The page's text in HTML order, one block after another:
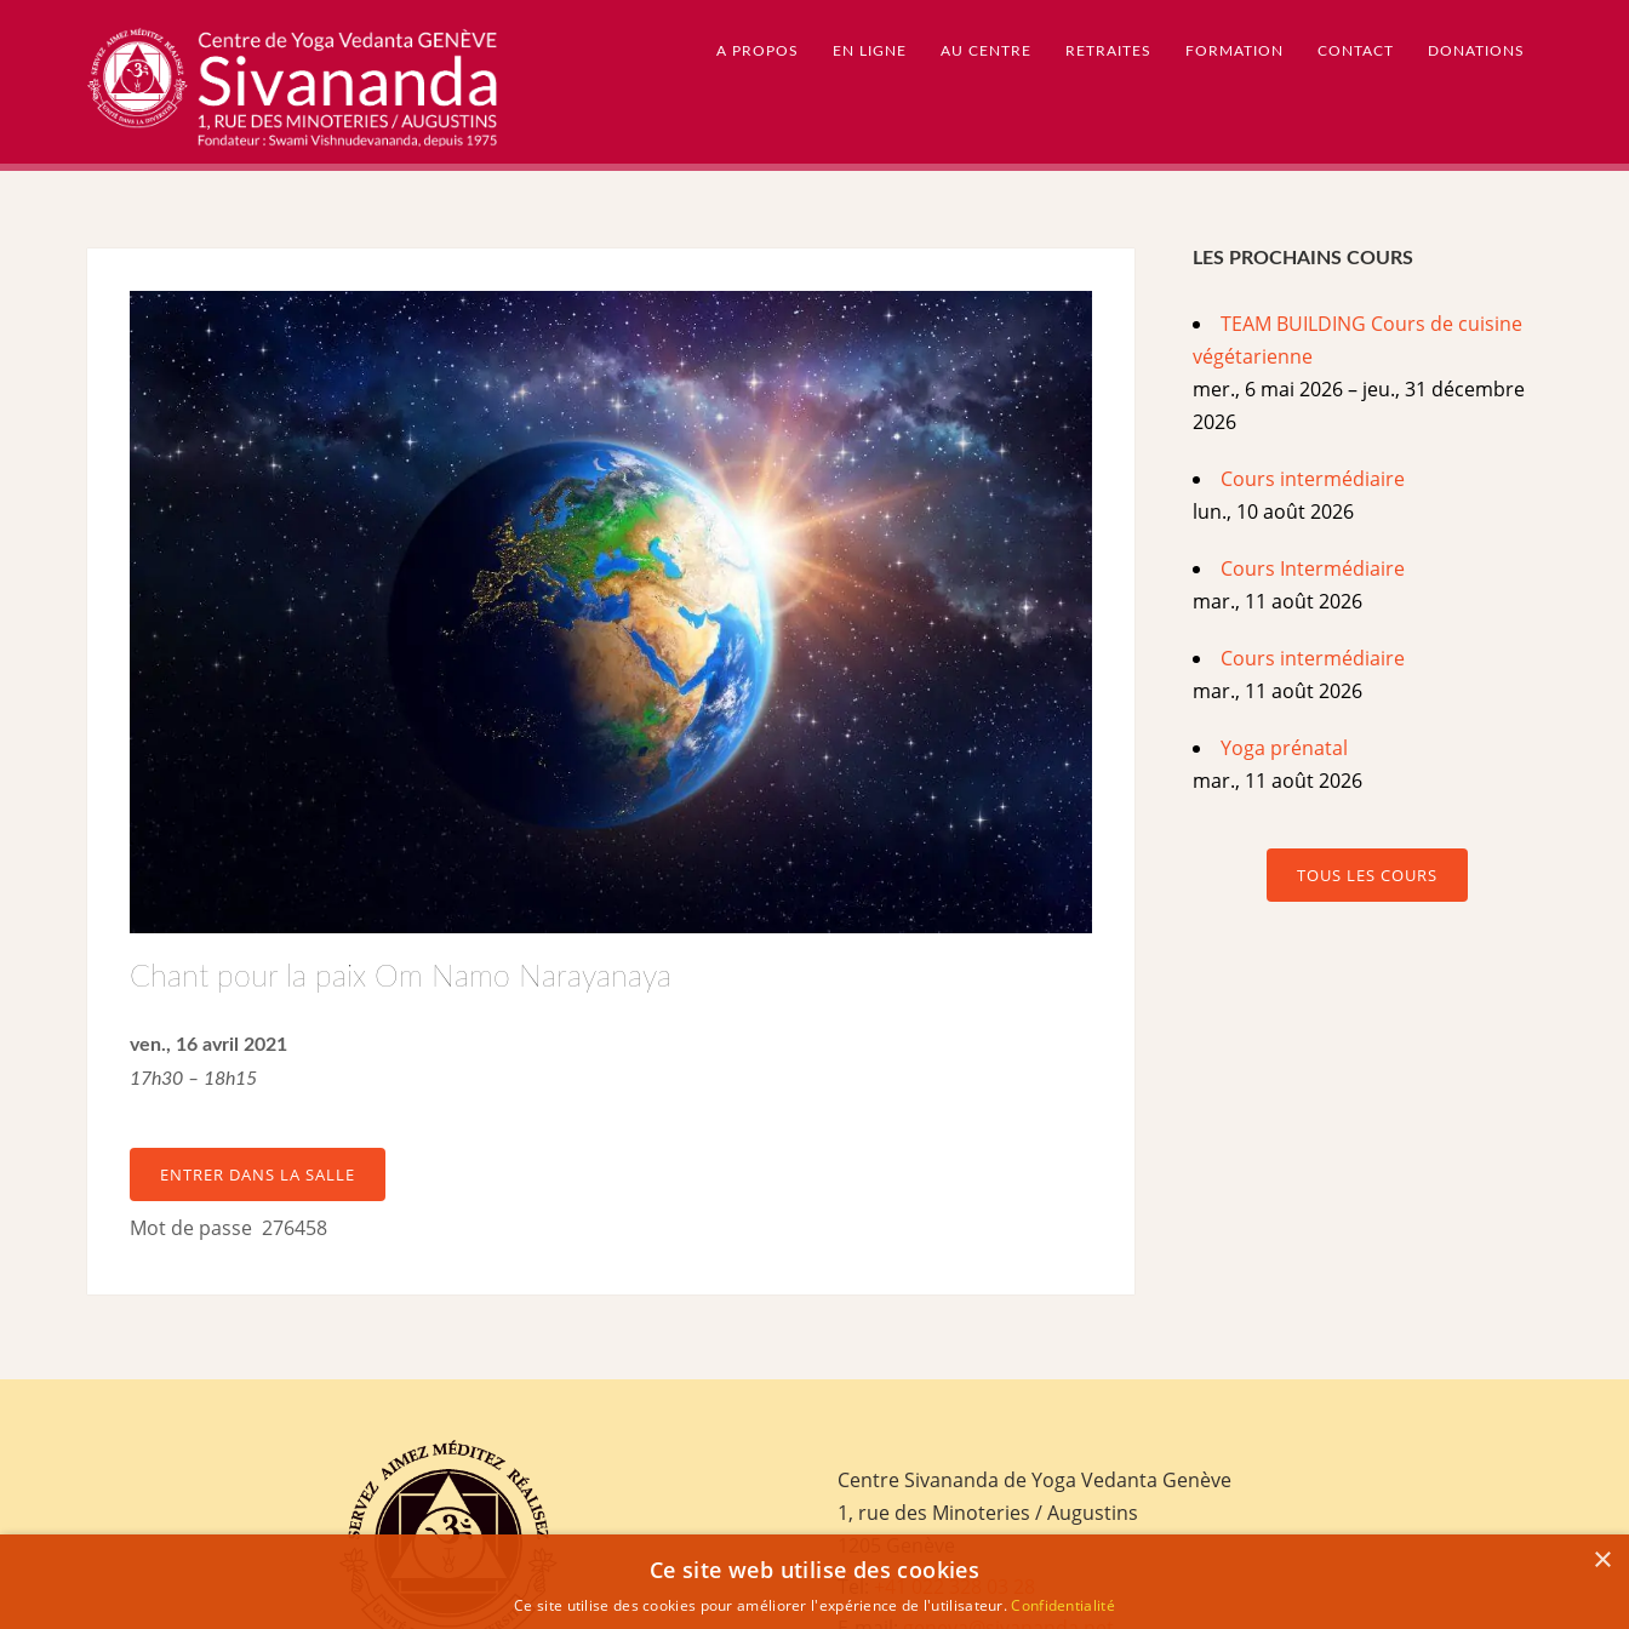
A PROPOS EN LIGNE AU CENTRE RETRAITES FORMATION CONTACT DONATIONS
Chant pour la paix Om Namo Narayanaya
ven., 16 avril 2021
17h30 – 18h15
ENTRER DANS LA SALLE
Mot de passe 276458
LES PROCHAINS COURS
TEAM BUILDING Cours de cuisine
végétarienne
mer., 6 mai 2026 – jeu., 31 décembre
2026
Cours intermédiaire
lun., 10 août 2026
Cours Intermédiaire
mar., 11 août 2026
Cours intermédiaire
mar., 11 août 2026
Yoga prénatal
mar., 11 août 2026
TOUS LES COURS
Centre Sivananda de Yoga Vedanta Genève
1, rue des Minoteries / Augustins
Tel:+41 022 328 03 28
×
Ce site web utilise des cookies
Ce site utilise des cookies pour améliorer l'expérience de l'utilisateur.Confidentialité